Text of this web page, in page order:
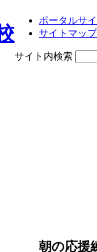
ポータルサ
サイトマップ
サイト内検索